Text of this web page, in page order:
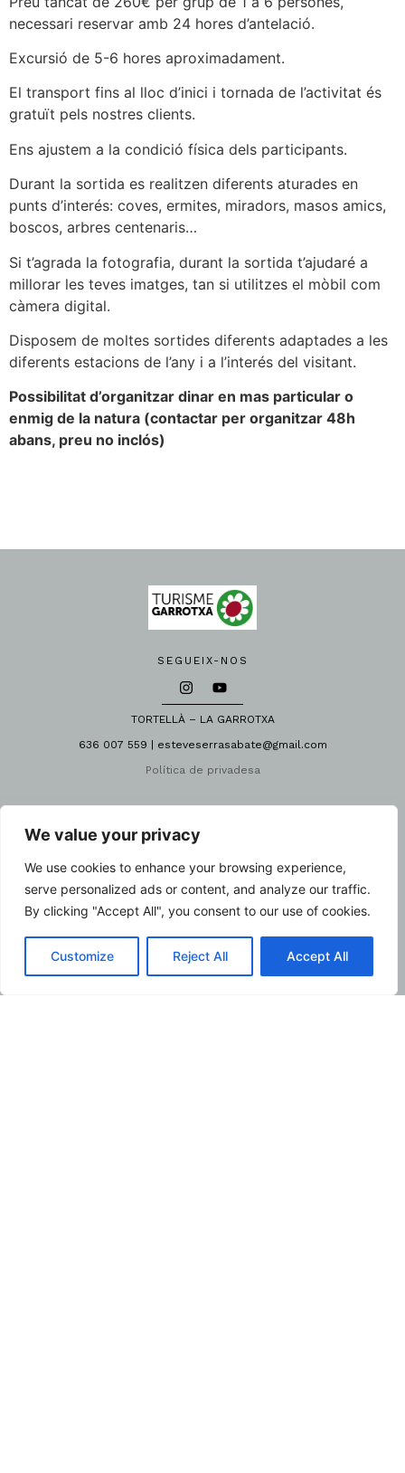
We value your privacy
We use cookies to enhance your browsing experience,
serve personalized ads or content, and analyze our traffic.
By clicking "Accept All", you consent to our use of cookies.
Customize Reject All Accept All
necessari reservar amb 24 hores d’antelació.
Excursió de 5-6 hores aproximadament.
El transport fins al lloc d’inici i tornada de l’activitat és
gratuït pels nostres clients.
Ens ajustem a la condició física dels participants.
Durant la sortida es realitzen diferents aturades en
punts d’interés: coves, ermites, miradors, masos amics,
boscos, arbres centenaris…
Si t’agrada la fotografia, durant la sortida t’ajudaré a
millorar les teves imatges, tan si utilitzes el mòbil com
càmera digital.
Disposem de moltes sortides diferents adaptades a les
diferents estacions de l’any i a l’interés del visitant.
Possibilitat d’organitzar dinar en mas particular o
enmig de la natura (contactar per organitzar 48h
abans, preu no inclós)
SEGUEIX-NOS
TORTELLÀ – LA GARROTXA
636 007 559 | esteveserrasabate@gmail.com
Política de privadesa